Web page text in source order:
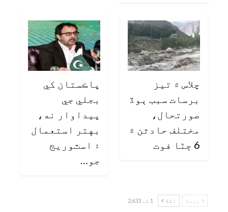
چلاس ۾ تيز
برسات سبب ٻوڏ
صورتحال،
مختلف حادثن ۾
6 ڄڻا فوت
پاڪستان کي
بجلي جي
پيداوار نه،
بهتر استعمال
۽ اسٽوريج
جو…
پچھلا اگلا 1 کے 2,633